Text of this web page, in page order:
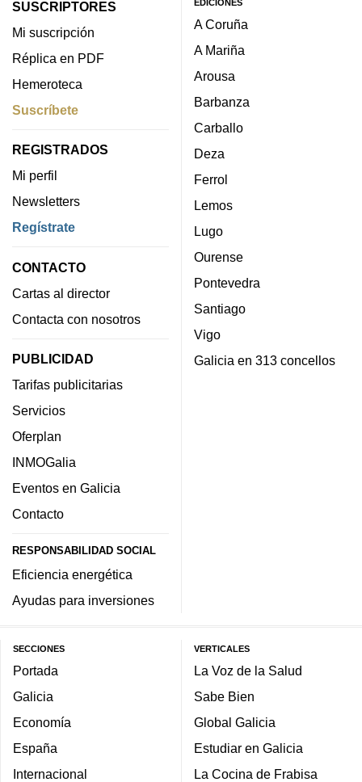
SUSCRIPTORES
Mi suscripción
Réplica en PDF
Hemeroteca
Suscríbete
REGISTRADOS
Mi perfil
Newsletters
Regístrate
CONTACTO
Cartas al director
Contacta con nosotros
PUBLICIDAD
Tarifas publicitarias
Servicios
Oferplan
INMOGalia
Eventos en Galicia
Contacto
RESPONSABILIDAD SOCIAL
Eficiencia energética
Ayudas para inversiones
EDICIONES
A Coruña
A Mariña
Arousa
Barbanza
Carballo
Deza
Ferrol
Lemos
Lugo
Ourense
Pontevedra
Santiago
Vigo
Galicia en 313 concellos
SECCIONES
Portada
Galicia
Economía
España
Internacional
VERTICALES
La Voz de la Salud
Sabe Bien
Global Galicia
Estudiar en Galicia
La Cocina de Frabisa